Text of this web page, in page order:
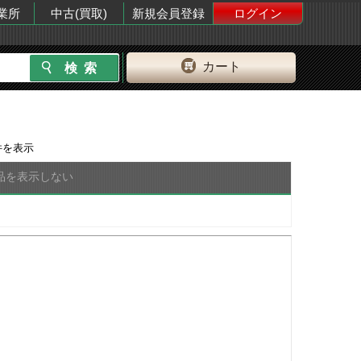
所 中古(買取) 新規会員登録
ログイン
カート
を表示
を表示しない